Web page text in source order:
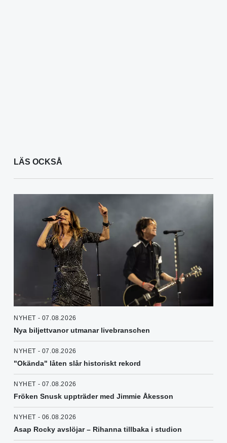
LÄS OCKSÅ
NYHET - 07.08.2026
Nya biljettvanor utmanar livebranschen
NYHET - 07.08.2026
"Okända" låten slår historiskt rekord
NYHET - 07.08.2026
Fröken Snusk uppträder med Jimmie Åkesson
NYHET - 06.08.2026
Asap Rocky avslöjar – Rihanna tillbaka i studion